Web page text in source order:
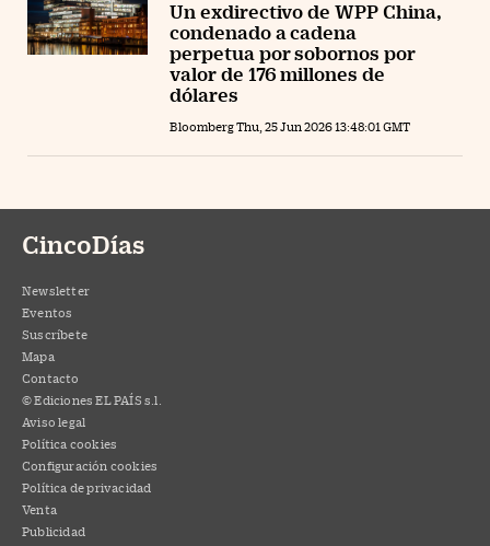
Un exdirectivo de WPP China,
condenado a cadena
perpetua por sobornos por
valor de 176 millones de
dólares
Bloomberg Thu, 25 Jun 2026 13:48:01 GMT
CincoDías
Newsletter
Eventos
Suscríbete
Mapa
Contacto
© Ediciones EL PAÍS s.l.
Aviso legal
Política cookies
Configuración cookies
Política de privacidad
Venta
Publicidad